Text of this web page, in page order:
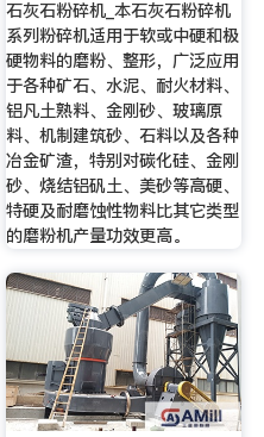
石灰石粉碎机_本石灰石粉碎机
系列粉碎机适用于软或中硬和极
硬物料的磨粉、整形，广泛应用
于各种矿石、水泥、耐火材料、
铝凡土熟料、金刚砂、玻璃原
料、机制建筑砂、石料以及各种
冶金矿渣，特别对碳化硅、金刚
砂、烧结铝矾土、美砂等高硬、
特硬及耐磨蚀性物料比其它类型
的磨粉机产量功效更高。